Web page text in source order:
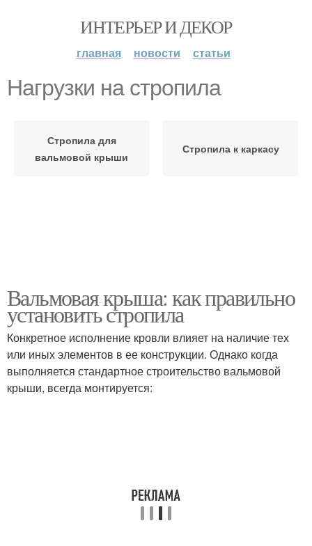
ИНТЕРЬЕР И ДЕКОР
главная новости статьи
Нагрузки на стропила
Стропила для
вальмовой крыши
Стропила к каркасу
Вальмовая крыша: как правильно
установить стропила
Конкретное исполнение кровли влияет на наличие тех
или иных элементов в ее конструкции. Однако когда
выполняется стандартное строительство вальмовой
крыши, всегда монтируется: